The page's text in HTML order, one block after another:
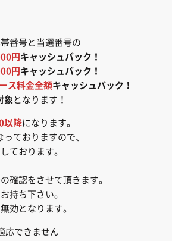
番号と当選番号の
円 キャッシュバック！
円 キャッシュバック！
ス料金全額キャッシュバック！
象 となります！
以降になります。
っておりますので、
ております。
確認をさせて頂きます。
持ち下さい。
効となります。
応できません